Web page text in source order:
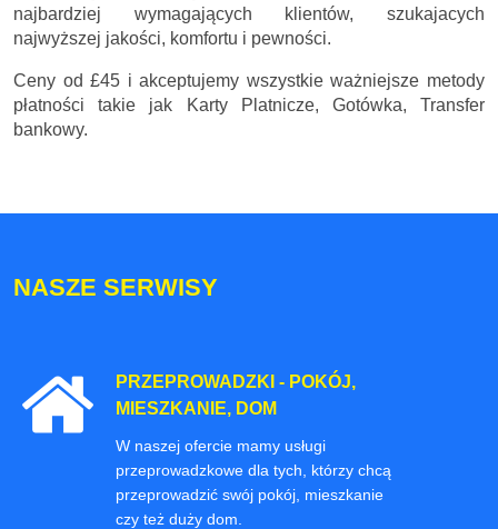
najbardziej wymagających klientów, szukajacych
najwyższej jakości, komfortu i pewności.
Ceny od £45 i akceptujemy wszystkie ważniejsze metody
płatności takie jak Karty Platnicze, Gotówka, Transfer
bankowy.
NASZE SERWISY
PRZEPROWADZKI - POKÓJ,
MIESZKANIE, DOM
W naszej ofercie mamy usługi
przeprowadzkowe dla tych, którzy chcą
przeprowadzić swój pokój, mieszkanie
czy też duży dom.